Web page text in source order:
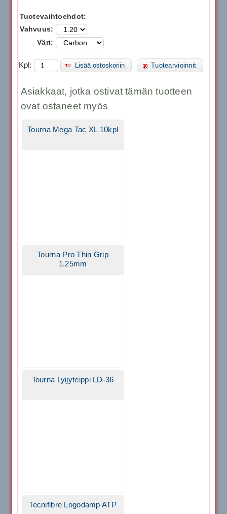
Tuotevaihtoehdot:
Vahvuus:
Väri:
Kpl: Lisää ostoskoriin Tuotearvioinnit
Asiakkaat, jotka ostivat tämän tuotteen
ovat ostaneet myös
Tourna Mega Tac XL 10kpl
Tourna Pro Thin Grip
1.25mm
Tourna Lyijyteippi LD-36
Tecnifibre Logodamp ATP